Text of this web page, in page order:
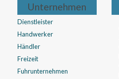
Unternehmen
Dienstleister
Handwerker
Händler
Freizeit
Fuhrunternehmen